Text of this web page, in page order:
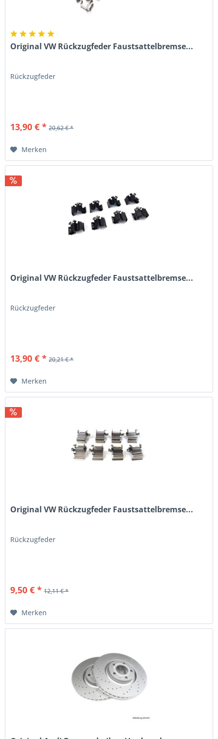
Original VW Rückzugfeder Faustsattelbremse...
Rückzugfeder
13,90 € * 20,62 € *
Merken
Original VW Rückzugfeder Faustsattelbremse...
Rückzugfeder
13,90 € * 20,21 € *
Merken
Original VW Rückzugfeder Faustsattelbremse...
Rückzugfeder
9,50 € * 12,11 € *
Merken